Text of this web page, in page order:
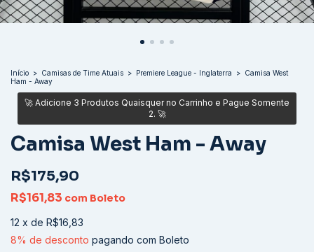
Início > Camisas de Time Atuais > Premiere League - Inglaterra > Camisa West
Ham - Away
Camisa West Ham - Away
R$175,90
R$161,83 com Boleto
12 x de R$16,83
8% de desconto pagando com Boleto